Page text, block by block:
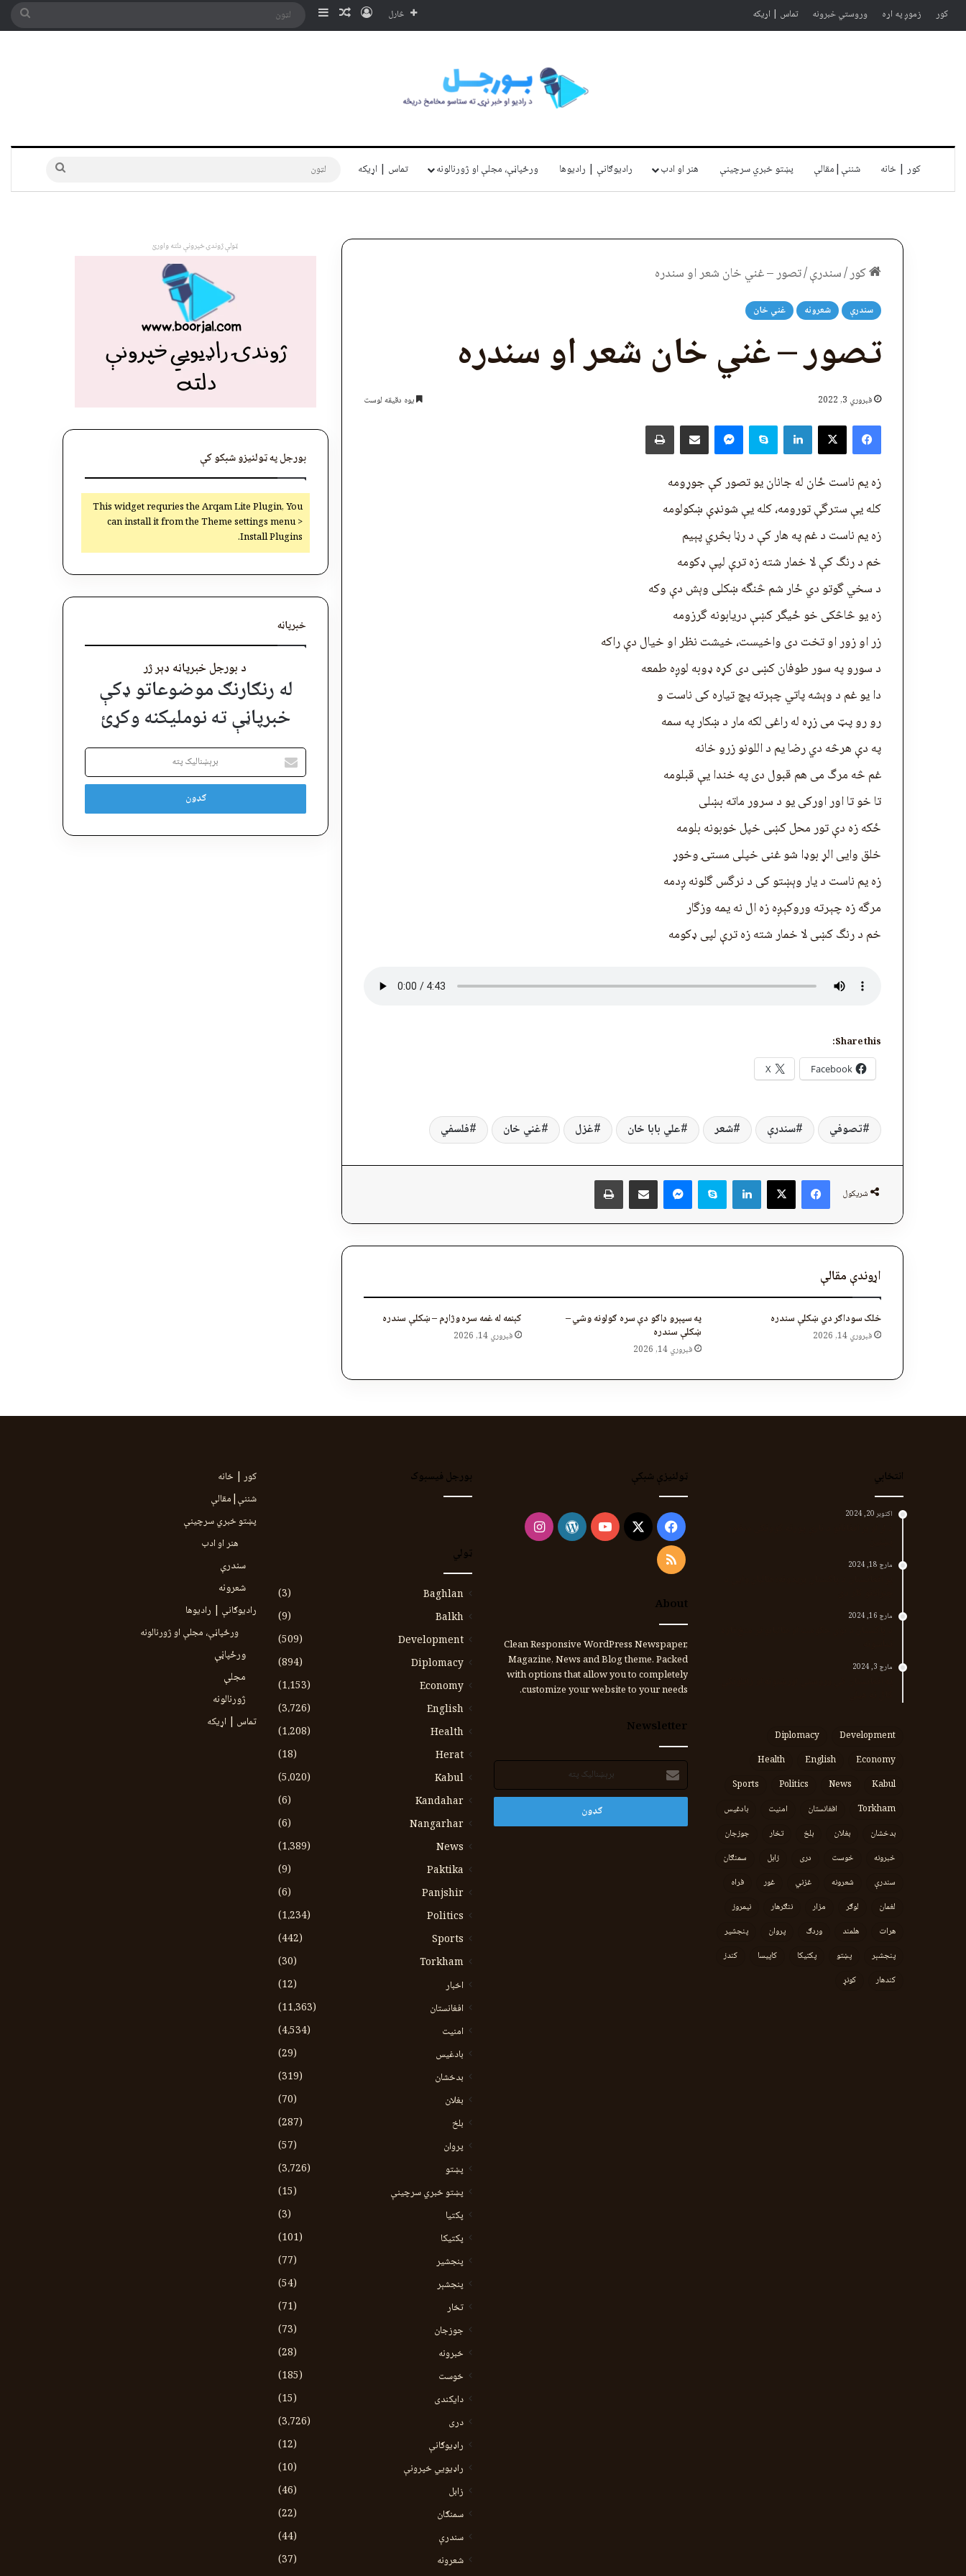
کور زموږ په اړه وروستي خبرونه تماس | اړیکه څارل ننوتلناڅاپه توری
Sidebar لټون
کور | خانه شننې|مقالې پښتو خبري سرچينې هنر او ادب رادیوګانې | رادیوها ورځپاڼې، مجلې او ژورنالونه تماس | اړیکه لټون
کور/سندرې/تصور – غني خان شعر او سندره
سندرې شعرونه غني خان
تصور – غني خان شعر او سندره
فبروري 3, 2022 یوه دقیقه لوست
Facebook
X
LinkedIn
Skype
Messenger
پر برېښنالیک یې شریک کړئ چاپول
زه یم ناست ځان له جانان یو تصور کې جوړومه
کله یې سترگې تورومه، کله یې شونډې ښکولومه
زه یم ناست د غم په هار کې د رڼا بڅري پېیم
خم د رنگ کې لا خمار شته زه ترې لپې ډکومه
د سخي گوتو دي ځار شم څنگه ښکلی وېش دې وکه
زه یو څاڅکی خو ځیگر کښې دریابونه گرزومه
زر او زور او تخت دی واخیست، خیشت نظر او خیال دې راکه
د سورو په سور طوفان کښی دی کړه ډوبه لوږه طمعه
دا یو غم د وېشه پاتي چېرته پچ تیاره کی ناست و
رو رو پټ می زړه له راغی لکه مار د ښکار په سمه
په دې هرڅه دي رضا یم د اللونو زرو خانه
غم څه مرگ می هم قبول دی په خندا یې قبلومه
تا خو تا اور اورکی یو د سرور ماته بښلی
ځکه زه دې تور محل کښی خپل خوبونه بلومه
خلق وایی الړ بوډا شو غنی خپلی مستۍ وخوړ
زه یم ناست د یار وېښتو کی د نرگس گلونه ږدمه
مرگه زه چېرته وروکېږه زه ال نه یمه وزگار
خم د رنگ کښی لا خمار شته زه ترې لپی ډکومه
Share this:
Facebook
X
تصوفي سندرې شعر علي بابا خان غزل غني خان فلسفي
شریکول
Facebook
X
LinkedIn
Skype
Messenger
پر برېښنالیک یې شریک کړئ چاپول
اړوندې مقالې
خلک سوداګر دي ښکلې سندره
فبروري 14, 2026
په سپېرو ډاګو دې سره ګولونه وشي –
ښکلې سندره
فبروري 14, 2026
کېنمه له غمه سره وژاړم – ښکلې سندره
فبروري 14, 2026
ټولې ژوندۍ خپرونې دلته واورئ
بورجل په ټولنیزو شبکو کې
This widget requries the Arqam Lite Plugin, You
can install it from the Theme settings menu >
Install Plugins.
خبرپاڼه
د بورجل خبرپاڼه ډېر ژر
له رنګارنګ موضوعاتو ډکې
خبرپاڼې ته نوملیکنه وکړئ
برېښنالیک
پته
انتخابي
اکتوبر 20, 2024
مارچ 18, 2024
مارچ 16, 2024
مارچ 3, 2024
Development
Diplomacy
Economy
English
Health
Kabul
News
Politics
Sports
Torkham
افغانستان امنیت
بادغیس
بدخشان
بغلان بلخ تخار
جوزجان
خبرونه
خوست دری زابل
سمنګان
سندرې
شعرونه غزني غور
فراه
لغمان
لوګر مزار ننګرهار
نیمروز
هرات
هلمند وردګ پروان
پنجشیر
پنجشېر
پښتو پکتیکا کاپیسا
کندز
کندهار
کونړ
ټولنیزې شبکې
Facebook
X
YouTube
WordPress
Instagram
RSS
About
Clean Responsive WordPress Newspaper,
Magazine, News and Blog theme. Packed
with options that allow you to completely
customize your website to your needs.
Newsletter
برېښنالیک
پته
بورجل فیسبوک
ټولي
Baghlan
(3)
Balkh
(9)
Development
(509)
Diplomacy
(894)
Economy
(1،153)
English
(3،726)
Health
(1،208)
Herat
(18)
Kabul
(5،020)
Kandahar
(6)
Nangarhar
(6)
News
(1،389)
Paktika
(9)
Panjshir
(6)
Politics
(1،234)
Sports
(442)
Torkham
(30)
اخبار
(12)
افغانستان
(11،363)
امنیت
(4،534)
بادغیس
(29)
بدخشان
(319)
بغلان
(70)
بلخ
(287)
پروان
(57)
پښتو
(3،726)
پښتو خبري سرچينې
(15)
پکتيا
(3)
پکتیکا
(101)
پنجشیر
(77)
پنجشېر
(54)
تخار
(71)
جوزجان
(73)
خبرونه
(28)
خوست
(185)
دایکندی
(15)
دری
(3،726)
راډیوګانې
(12)
راډیويي خپرونې
(10)
زابل
(46)
سمنګان
(22)
سندرې
(44)
شعرونه
(37)
کور | خانه
شننې|مقالې
پښتو خبري سرچينې
هنر او ادب
سندرې
شعرونه
رادیوګانې | رادیوها
ورځپاڼې، مجلې او ژورنالونه
ورځپاڼې
مجلې
ژورنالونه
تماس | اړیکه